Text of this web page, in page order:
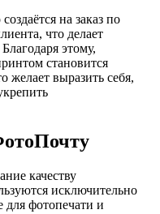
на заказ по
что делает
этому,
становится
желает выразить себя,
качеству
исключительно
для фотопечати и